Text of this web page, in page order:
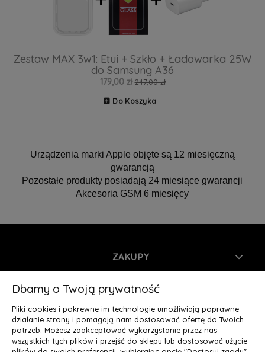
Zestaw MAX 3w1: Etui + Szkło + Ładowarka 25W
do Samsung A36
179,00 zł 247,00 zł
Do Koszyka
Urządzenia marki Apple objęte są 12 miesięczną
gwarancją
Pozostałe produkty posiadają 24 miesiące gwarancji
Akcesoria GSM 6 miesięcy
ZAKUPY
INFORMACJE
MOJE KONTO
O NAS
Dbamy o Twoją prywatność
Pliki cookies i pokrewne im technologie umożliwiają poprawne
działanie strony i pomagają nam dostosować ofertę do Twoich
potrzeb. Możesz zaakceptować wykorzystanie przez nas
wszystkich tych plików i przejść do sklepu lub dostosować użycie